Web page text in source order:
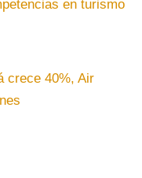
en turismo
crece 40%, Air